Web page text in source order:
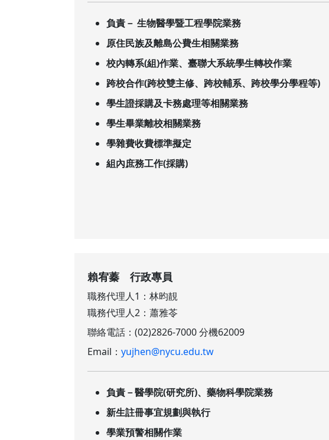
負責－ 生物醫學暨工程學院業務
原住民族及離島公費生相關業務
校內轉系(組)作業、臺聯大系統學生轉校作業
跨校合作(跨校雙主修、跨校輔系、跨校學分學程等)
學生證採購及卡務處理等相關業務
學生畢業離校相關業務
學雜費收費標準擬定
組內庶務工作(採購)
賴宥蓁 行政專員
職務代理人1：林昀靚
職務代理人2：蕭雅苓
聯絡電話：(02)2826-7000 分機62009
Email： yujhen@nycu.edu.tw
負責－醫學院(研究所)、藥物科學院業務
新生註冊事宜規劃與執行
學業預警相關作業